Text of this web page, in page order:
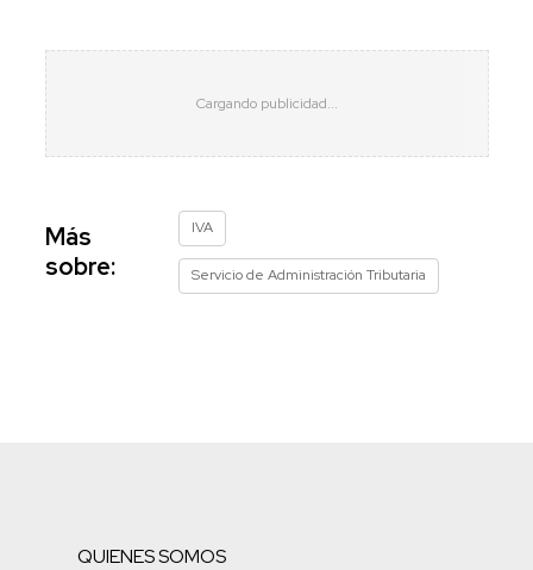
Más
sobre:
IVA
Servicio de Administración Tributaria
QUIENES SOMOS